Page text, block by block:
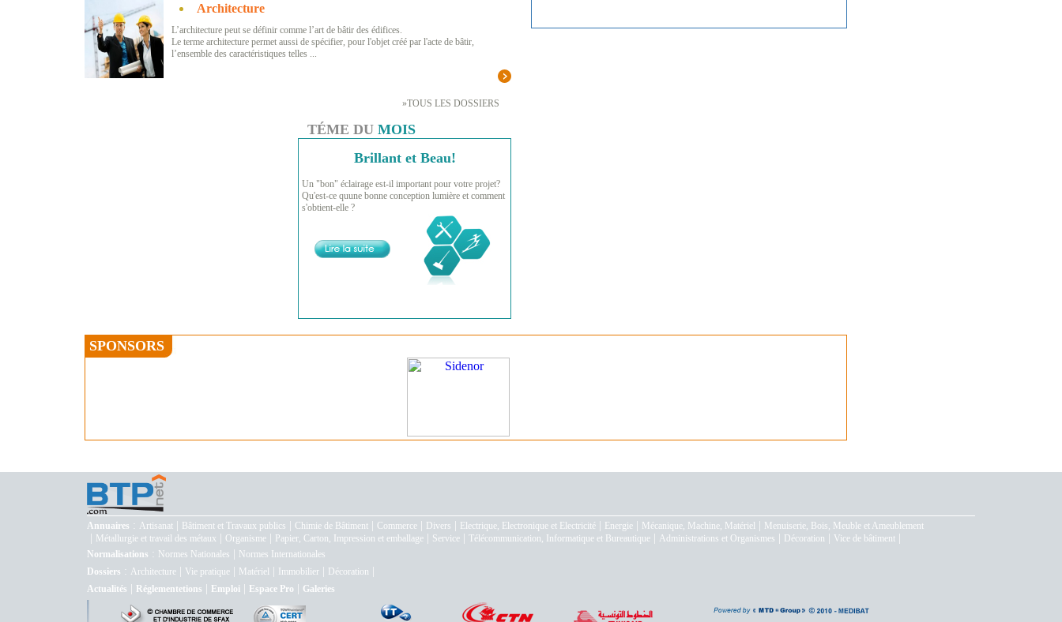
Architecture
L’architecture peut se définir comme l’art de bâtir des édifices.
Le terme architecture permet aussi de spécifier, pour l'objet créé par l'acte de bâtir,
l’ensemble des caractéristiques telles ...
»TOUS LES DOSSIERS
TÉME DU MOIS
Brillant et Beau!
Un "bon" éclairage est-il important pour votre projet?
Qu'est-ce quune bonne conception lumière et comment
s'obtient-elle ?
SPONSORS
Annuaires : Artisanat Bâtiment et Travaux publics Chimie de Bâtiment Commerce Divers Electrique, Electronique et Electricité Energie Mécanique, Machine, Matériel Menuiserie, Bois, Meuble et Ameublement
Métallurgie et travail des métaux Organisme Papier, Carton, Impression et emballage Service Télécommunication, Informatique et Bureautique Administrations et Organismes Décoration Vice de bâtiment
Normalisations : Normes Nationales
Normes Internationales
Dossiers : Architecture Vie pratique Matériel Immobilier Décoration
Actualités Réglementetions Emploi Espace Pro Galeries